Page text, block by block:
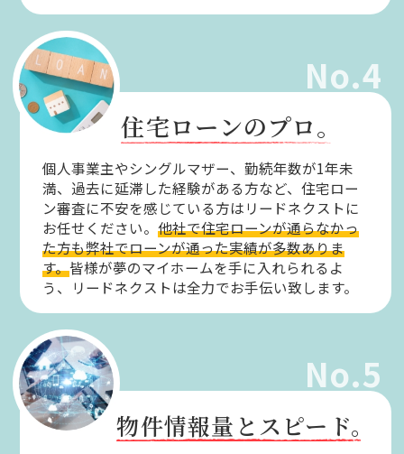
No.4
住宅ローンのプロ。
個人事業主やシングルマザー、勤続年数が1年未
満、過去に延滞した経験がある方など、住宅ロー
ン審査に不安を感じている方はリードネクストに
お任せください。他社で住宅ローンが通らなかっ
た方も弊社でローンが通った実績が多数ありま
す。皆様が夢のマイホームを手に入れられるよ
う、リードネクストは全力でお手伝い致します。
No.5
物件情報量とスピード。